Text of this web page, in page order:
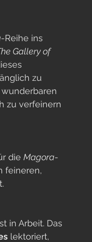
-Reihe ins
Gallery of
zu
zu verfeinern
die Magora-
feineren,
in Arbeit. Das
lektoriert,